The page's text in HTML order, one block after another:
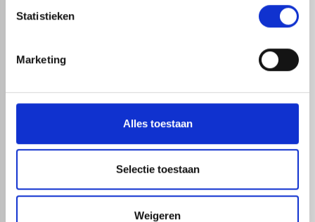
Statistieken
Marketing
Alles toestaan
Selectie toestaan
Weigeren
phone_enabled +31 416 75 02 55
mail
check_circleA-merk met KOMO® keurmerk
check_circle
40+ RedFox® dealers in NL